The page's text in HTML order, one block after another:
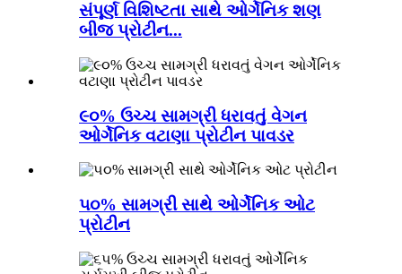
સંપૂર્ણ વિશિષ્ટતા સાથે ઓર્ગેનિક શણ
બીજ પ્રોટીન...
૯૦% ઉચ્ચ સામગ્રી ધરાવતું વેગન
ઓર્ગેનિક વટાણા પ્રોટીન પાવડર
૫૦% સામગ્રી સાથે ઓર્ગેનિક ઓટ
પ્રોટીન